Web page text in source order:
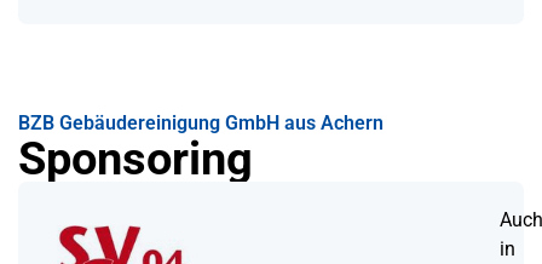
BZB Gebäudereinigung GmbH aus Achern
Sponsoring
Auch
in